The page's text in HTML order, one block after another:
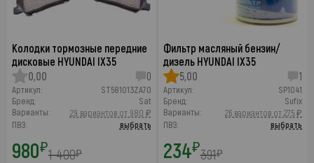
Колодки тормозные передние
дисковые HYUNDAI IX35
0,00
0
Артикул:
ST581013ZA70
Бренд:
Sat
Варианты:
29 вариантов от 980 ₽
ПВЗ:
выбрать
980₽1 400₽
Фильтр масляный бензин/
дизель HYUNDAI IX35
5,00
1
Артикул:
SP1041
Бренд:
Sufix
Варианты:
26 вариантов от 275 ₽
ПВЗ:
выбрать
234₽391₽